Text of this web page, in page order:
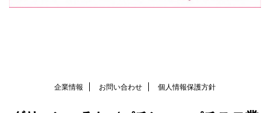
企業情報 お問い合わせ 個人情報保護方針